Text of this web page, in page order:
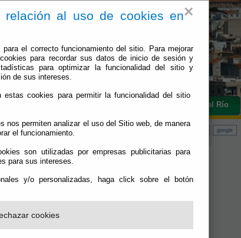
×
relación al uso de cookies en
para el correcto funcionamiento del sitio. Para mejorar
para recordar sus datos de inicio de sesión y
para optimizar la funcionalidad del sitio y
de sus intereses.
estas cookies para permitir la funcionalidad del sitio
nos permiten analizar el uso del Sitio web, de manera
el funcionamiento.
son utilizadas por empresas publicitarias para
para sus intereses.
y/o personalizadas, haga click sobre el botón
cookies
Olula del Río
FEBRERO DE 2.023
DE GOBIERNO DEL DIA 3 DE
DE GOBIERNO DEL DIA
Publicado:13/03/2023